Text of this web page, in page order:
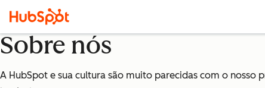
Sobre nós
A HubSpot e sua cultura são muito parecidas com o